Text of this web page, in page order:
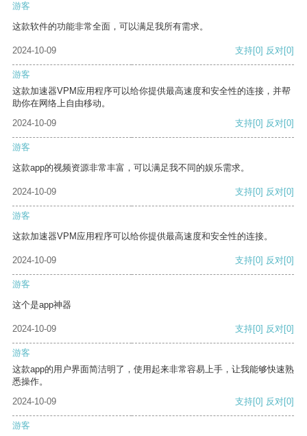
游客
这款软件的功能非常全面，可以满足我所有需求。
2024-10-09 支持[0] 反对[0]
游客
这款加速器VPM应用程序可以给你提供最高速度和安全性的连接，并帮
助你在网络上自由移动。
2024-10-09
支持[0] 反对[0]
游客
这款app的视频资源非常丰富，可以满足我不同的娱乐需求。
2024-10-09 支持[0] 反对[0]
游客
这款加速器VPM应用程序可以给你提供最高速度和安全性的连接。
2024-10-09 支持[0] 反对[0]
游客
这个是app神器
2024-10-09 支持[0] 反对[0]
游客
这款app的用户界面简洁明了，使用起来非常容易上手，让我能够快速熟
悉操作。
2024-10-09
支持[0] 反对[0]
游客